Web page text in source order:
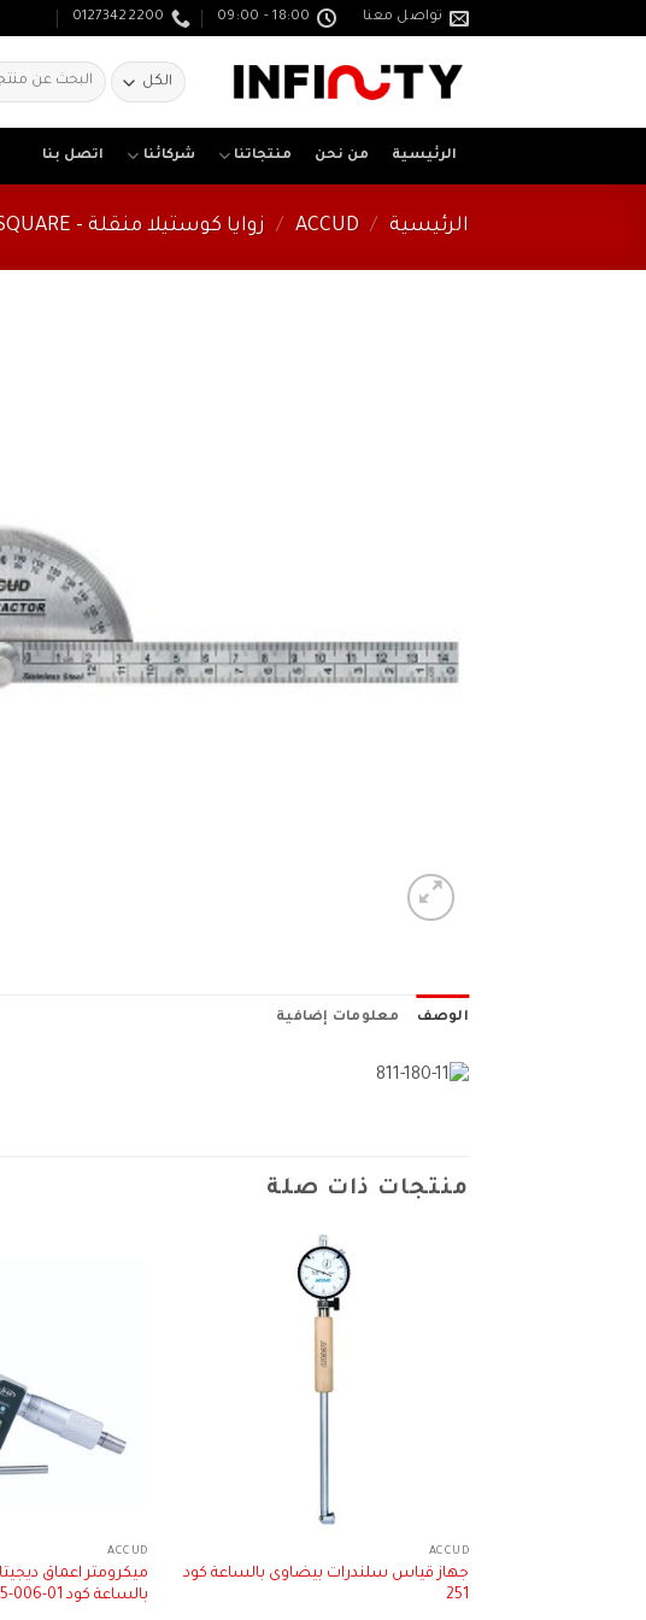
تواصل معنا 18:00 - 09:00
01273422200
البحث
عن:
الرئيسية من نحن منتجاتنا شركائنا اتصل بنا
الرئيسية /
ACCUD
/ زوايا كوستيلا منقلة - PROTRACTOROR SQUARE
الوصف معلومات إضافية
منتجات ذات صلة
ACCUD
جهاز قياس سلندرات بيضاوى بالساعة كود
251
ACCUD
بالساعة كود 01-006-395